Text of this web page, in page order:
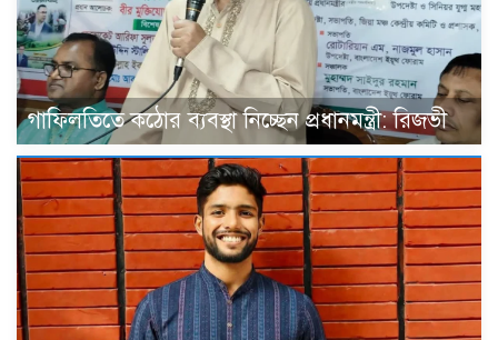
গাফিলতিতে কঠোর ব্যবস্থা নিচ্ছেন প্রধানমন্ত্রী: রিজভী